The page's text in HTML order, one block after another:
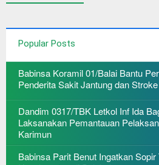
Popular Posts
Babinsa Koramil 01/Balai Bantu
Penderita Sakit Jantung dan Stroke
Dandim 0317/TBK Letkol Inf Ida
Laksanakan Pemantauan
Karimun
Babinsa Parit Benut Ingatkan